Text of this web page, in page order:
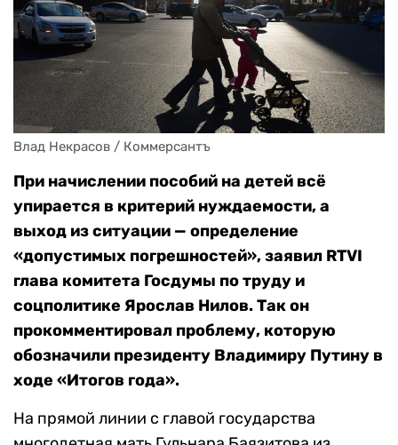
Влад Некрасов / Коммерсантъ
При начислении пособий на детей всё
упирается в критерий нуждаемости, а
выход из ситуации — определение
«допустимых погрешностей», заявил RTVI
глава комитета Госдумы по труду и
соцполитике Ярослав Нилов. Так он
прокомментировал проблему, которую
обозначили президенту Владимиру Путину в
ходе «Итогов года».
На прямой линии с главой государства